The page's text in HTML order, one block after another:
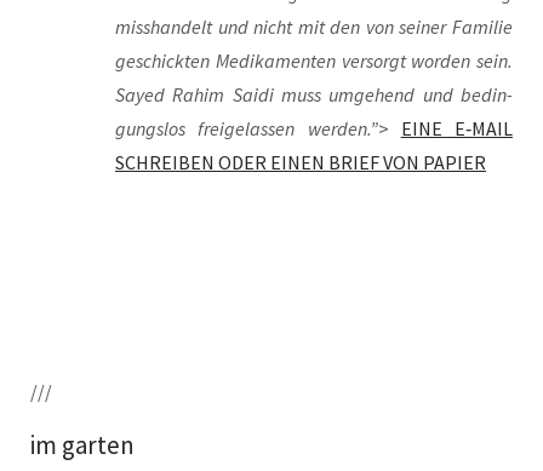
miss­han­delt und nicht mit den von sei­ner Fami­lie
geschick­ten Medi­ka­men­ten ver­sorgt wor­den sein.
Say­ed Rahim Sai­di muss umge­hend und bedin­
gungs­los frei­ge­las­sen wer­den.”> EINE E‑MAIL
SCHREIBEN ODER EINEN BRIEF VON PAPIER
///
im garten